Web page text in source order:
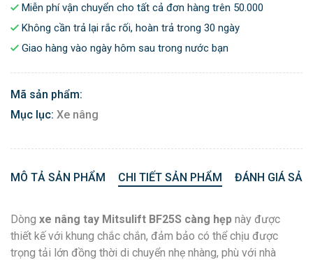
Miễn phí vận chuyển cho tất cả đơn hàng trên 50.000
Không cần trả lại rắc rối, hoàn trả trong 30 ngày
Giao hàng vào ngày hôm sau trong nước bạn
Mã sản phẩm:
Mục lục: Xe nâng
MÔ TẢ SẢN PHẨM CHI TIẾT SẢN PHẨM ĐÁNH GIÁ
Dòng xe nâng tay Mitsulift BF25S càng hẹp này được
thiết kế với khung chắc chắn, đảm bảo có thể chịu được
trọng tải lớn đồng thời di chuyển nhẹ nhàng, phù với nhà